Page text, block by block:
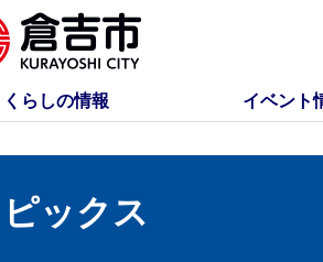
くらしの情報 イベント
ピックス